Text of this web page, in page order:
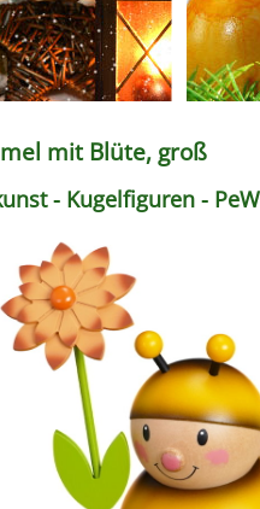
mit Blüte, groß
- Kugelfiguren -